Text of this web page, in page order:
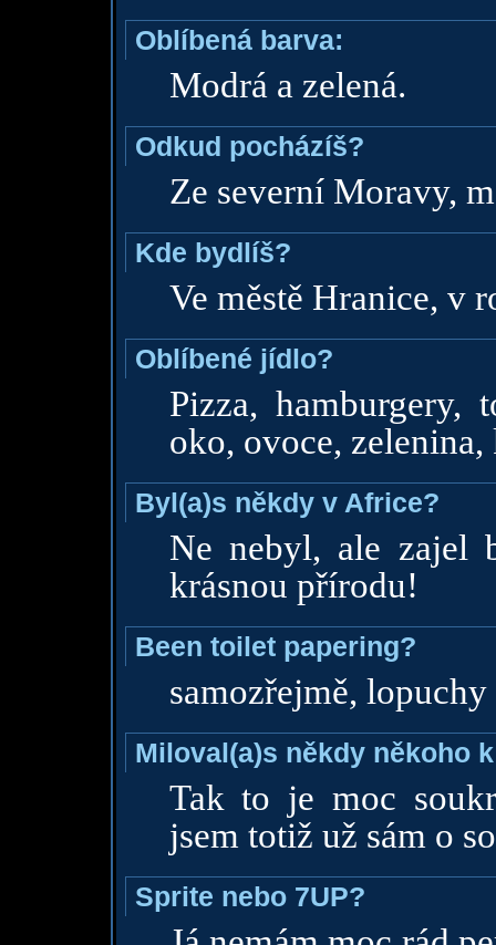
Oblíbená barva:
Modrá a zelená.
Odkud pocházíš?
Ze severní Moravy,
Kde bydlíš?
Ve městě Hranice, v
Oblíbené jídlo?
Pizza, hamburgery,
oko, ovoce,
Byl(a)s někdy v Africe?
Ne nebyl, ale zajel
krásnou přírodu!
Been toilet papering?
samozřejmě,
Miloval(a)s někdy někoho
Tak to je moc
jsem totiž už sám o
Sprite nebo 7UP?